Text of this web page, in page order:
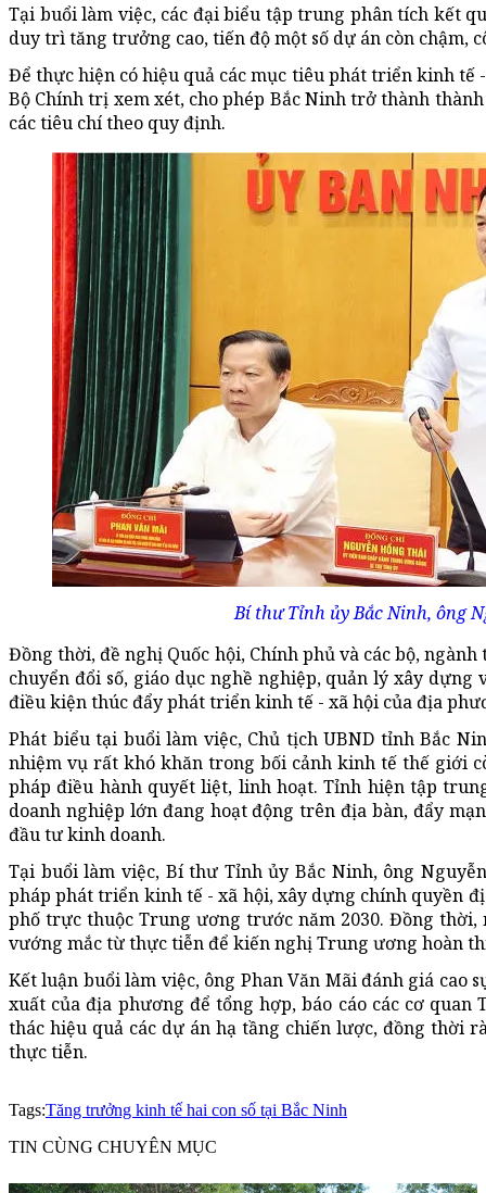
Tại buổi làm việc, các đại biểu tập trung phân tích kết
duy trì tăng trưởng cao, tiến độ một số dự án còn chậm,
Để thực hiện có hiệu quả các mục tiêu phát triển kinh
Bộ Chính trị xem xét, cho phép Bắc Ninh trở thành
các tiêu chí theo quy định.
Bí thư Tỉnh ủy Bắc Ninh, ông
Đồng thời, đề nghị Quốc hội, Chính phủ và các bộ,
chuyển đổi số, giáo dục nghề nghiệp, quản lý xây
điều kiện thúc đẩy phát triển kinh tế - xã hội của địa
Phát biểu tại buổi làm việc, Chủ tịch UBND tỉnh Bắc
nhiệm vụ rất khó khăn trong bối cảnh kinh tế thế giới
pháp điều hành quyết liệt, linh hoạt. Tỉnh hiện tập
doanh nghiệp lớn đang hoạt động trên địa bàn, đẩy
đầu tư kinh doanh.
Tại buổi làm việc, Bí thư Tỉnh ủy Bắc Ninh, ông
pháp phát triển kinh tế - xã hội, xây dựng chính quyền
phố trực thuộc Trung ương trước năm 2030. Đồng
vướng mắc từ thực tiễn để kiến nghị Trung ương hoàn
Kết luận buổi làm việc, ông Phan Văn Mãi đánh giá
xuất của địa phương để tổng hợp, báo cáo các cơ
thác hiệu quả các dự án hạ tầng chiến lược, đồng thời
thực tiễn.
Tags:Tăng trưởng kinh tế hai con số tại Bắc Ninh
TIN CÙNG CHUYÊN MỤC